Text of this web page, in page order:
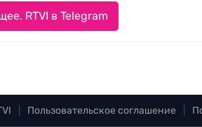
RTVI в Telegram
Пользовательское соглашение